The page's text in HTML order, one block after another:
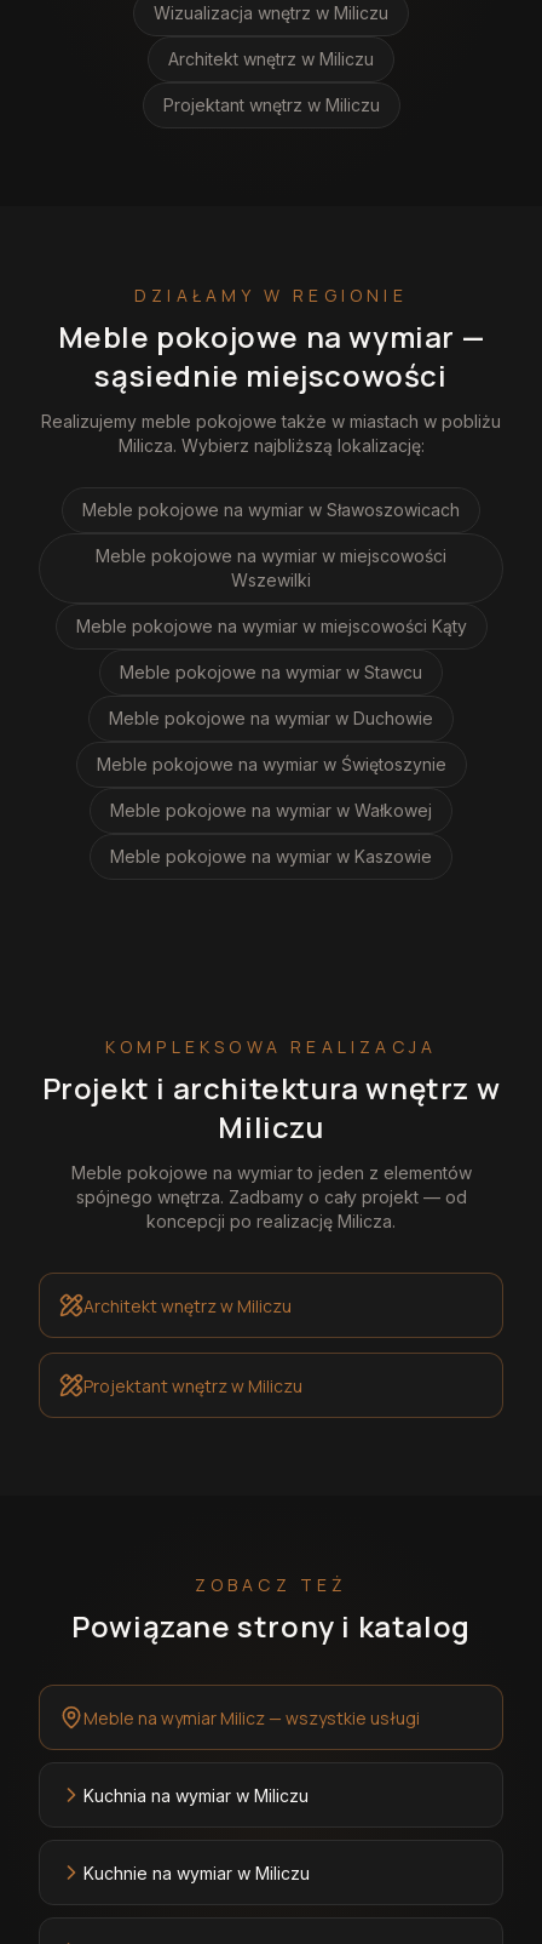
Wizualizacja wnętrz w Miliczu
Architekt wnętrz w Miliczu
Projektant wnętrz w Miliczu
DZIAŁAMY W REGIONIE
Meble pokojowe na wymiar —
sąsiednie miejscowości
Realizujemy meble pokojowe także w miastach w pobliżu
Milicza. Wybierz najbliższą lokalizację:
Meble pokojowe na wymiar w Sławoszowicach
Meble pokojowe na wymiar w miejscowości
Wszewilki
Meble pokojowe na wymiar w miejscowości Kąty
Meble pokojowe na wymiar w Stawcu
Meble pokojowe na wymiar w Duchowie
Meble pokojowe na wymiar w Świętoszynie
Meble pokojowe na wymiar w Wałkowej
Meble pokojowe na wymiar w Kaszowie
KOMPLEKSOWA REALIZACJA
Projekt i architektura wnętrz w
Miliczu
Meble pokojowe na wymiarto jeden z elementów
spójnego wnętrza. Zadbamy o cały projekt — od
koncepcji po realizację Milicza.
Architekt wnętrzw Miliczu
Projektant wnętrzw Miliczu
ZOBACZ TEŻ
Powiązane strony i katalog
Meble na wymiar Milicz — wszystkie usługi
Kuchnia na wymiar w Miliczu
Kuchnie na wymiar w Miliczu